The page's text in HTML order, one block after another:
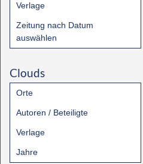
Verlage
Zeitung nach Datum
auswählen
Clouds
Orte
Autoren / Beteiligte
Verlage
Jahre